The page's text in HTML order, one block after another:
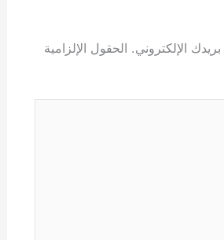
الإلكتروني. الحقول الإلزامية